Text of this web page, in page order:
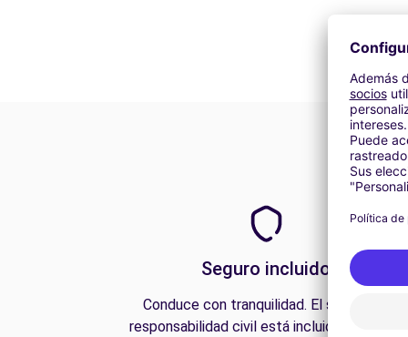
Seguro incluido
Conduce con tranquilidad. El seguro de
responsabilidad civil está incluido en todos